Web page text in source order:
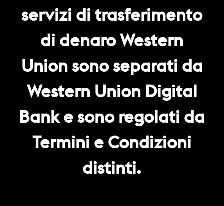
servizi di trasferimento
di denaro Western
Union sono separati da
Western Union Digital
Bank e sono regolati da
Termini e Condizioni
distinti.